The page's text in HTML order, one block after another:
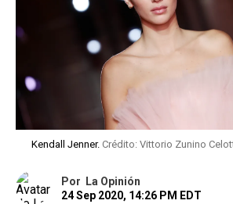
Kendall Jenner. Crédito: Vittorio Zunino
Por
La Opinión
24 Sep 2020, 14:26 PM EDT